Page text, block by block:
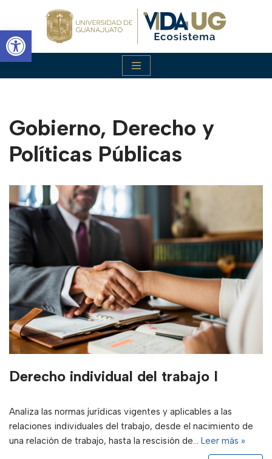
Abrir barra de herramientas
Saltar
al
contenido
Gobierno, Derecho y
Políticas Públicas
Derecho individual del trabajo I
Analiza las normas jurídicas vigentes y aplicables a las
relaciones individuales del trabajo, desde el nacimiento de
una relación de trabajo, hasta la rescisión de… Leer más »